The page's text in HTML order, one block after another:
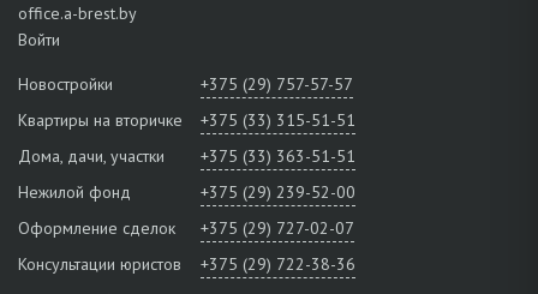
office.a-brest.by
Войти
Новостройки
+375 (29) 757-57-57
Квартиры на вторичке
+375 (33) 315-51-51
Дома, дачи, участки
+375 (33) 363-51-51
Нежилой фонд
+375 (29) 239-52-00
Оформление сделок
+375 (29) 727-02-07
Консультации юристов
+375 (29) 722-38-36